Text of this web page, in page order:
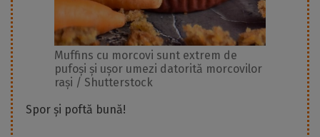
Muffins cu morcovi sunt extrem de
pufoși și ușor umezi datorită morcovilor
rași / Shutterstock
Spor și poftă bună!